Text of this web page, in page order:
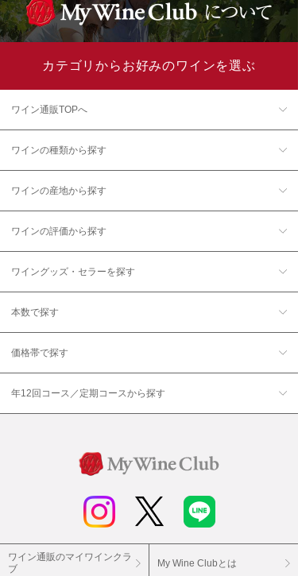
カテゴリからお好みのワインを選ぶ
ワイン通販TOPへ
ワインの種類から探す
ワインの産地から探す
ワインの評価から探す
ワイングッズ・セラーを探す
本数で探す
価格帯で探す
年12回コース／定期コースから探す
ワイン通販のマイワインクラ
ブ
My Wine Clubとは